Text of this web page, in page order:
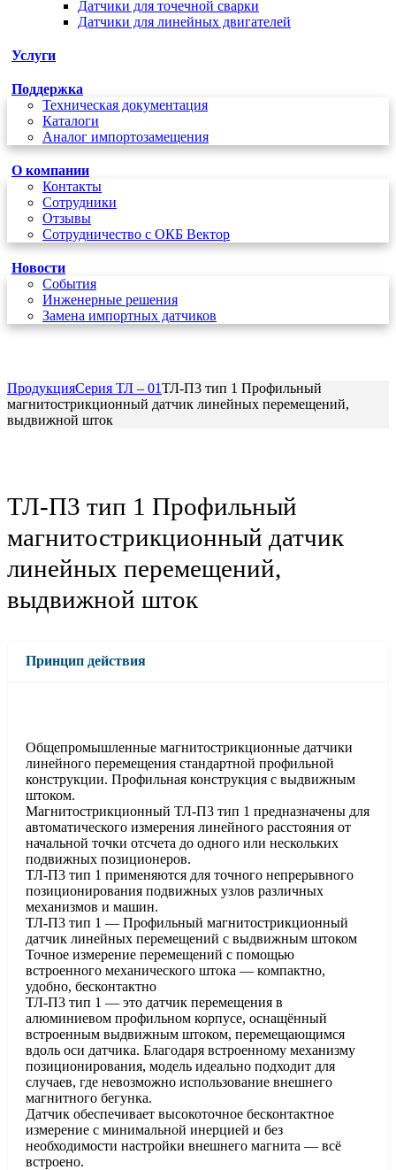
Датчики для точечной сварки
Датчики для линейных двигателей
Услуги
Поддержка
Техническая документация
Каталоги
Аналог импортозамещения
О компании
Контакты
Сотрудники
Отзывы
Сотрудничество с ОКБ Вектор
Новости
Cобытия
Инженерные решения
Замена импортных датчиков
ПродукцияСерия ТЛ – 01ТЛ-П3 тип 1 Профильный
магнитострикционный датчик линейных перемещений,
выдвижной шток
ТЛ-П3 тип 1 Профильный
магнитострикционный датчик
линейных перемещений,
выдвижной шток
Принцип действия
Общепромышленные магнитострикционные датчики
линейного перемещения стандартной профильной
конструкции. Профильная конструкция с выдвижным
штоком.
Магнитострикционный ТЛ-П3 тип 1 предназначены для
автоматического измерения линейного расстояния от
начальной точки отсчета до одного или нескольких
подвижных позиционеров.
ТЛ-П3 тип 1 применяются для точного непрерывного
позиционирования подвижных узлов различных
механизмов и машин.
ТЛ-П3 тип 1 — Профильный магнитострикционный
датчик линейных перемещений с выдвижным штоком
Точное измерение перемещений с помощью
встроенного механического штока — компактно,
удобно, бесконтактно
ТЛ-П3 тип 1 — это датчик перемещения в
алюминиевом профильном корпусе, оснащённый
встроенным выдвижным штоком, перемещающимся
вдоль оси датчика. Благодаря встроенному механизму
позиционирования, модель идеально подходит для
случаев, где невозможно использование внешнего
магнитного бегунка.
Датчик обеспечивает высокоточное бесконтактное
измерение с минимальной инерцией и без
необходимости настройки внешнего магнита — всё
встроено.